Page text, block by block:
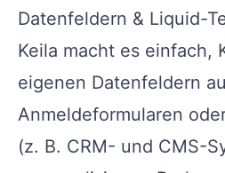
Datenfeldern & Liquid-
Keila macht es einfach,
eigenen Datenfeldern
Anmeldeformularen
(z. B. CRM- und CMS-